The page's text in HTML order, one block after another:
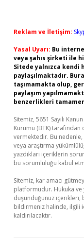
Reklam ve İletişim:
Yasal Uyarı: Bu
veya şahıs şirketi ile
Sitede yalnızca kendi
paylaşılmaktadır.
taşımamakta olup,
paylaşım
benzerlikleri
Sitemiz, 5651 Sayılı
Kurumu (BTK) tarafından
vermektedir. Bu
veya araştırma
yazdıkları içeriklerin
bu sorumluluğu kabul
Sitemiz, kar amacı
platformudur. Hukuka ve
düşündüğünüz içerikleri,
bildirmeniz halinde, ilgili
kaldırılacaktır.